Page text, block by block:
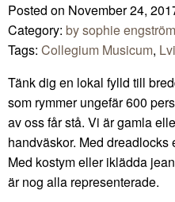
Posted on November 24,
Category: by sophie engström
Tags: Collegium Musicum,
Tänk dig en lokal fylld till
som rymmer ungefär 600
av oss får stå. Vi är gamla
handväskor. Med
Med kostym eller iklädda
är nog alla representerade.